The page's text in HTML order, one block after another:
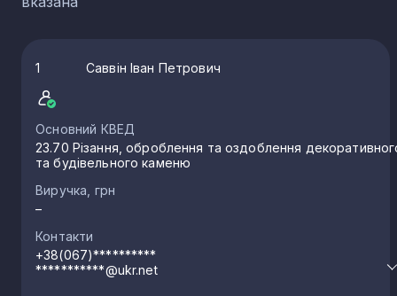
1 Саввін Іван Петрович
Основний КВЕД
23.70 Різання, оброблення та оздоблення
та будівельного каменю
Виручка, грн
–
Контакти
+38(067)**********
***********@ukr.net